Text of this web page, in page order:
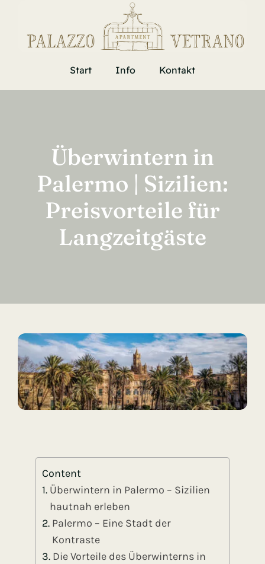
content
Start Info Kontakt
Überwintern in
Palermo | Sizilien:
Preisvorteile für
Langzeitgäste
Content
Überwintern in Palermo – Sizilien
hautnah erleben
Palermo – Eine Stadt der
Kontraste
Die Vorteile des Überwinterns in